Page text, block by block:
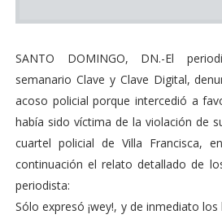
SANTO DOMINGO, DN.-El
semanario Clave y Clave Digital,
acoso policial porque intercedió a
había sido víctima de la violación de
cuartel policial de Villa Francisca,
continuación el relato detallado de
periodista:
Sólo expresó ¡wey!, y de inmediato